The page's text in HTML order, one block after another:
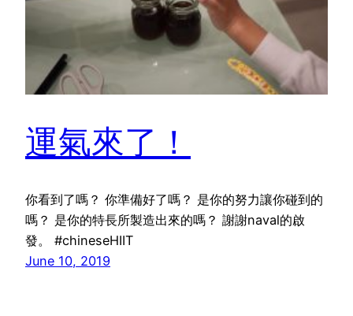
運氣來了！
你看到了嗎？ 你準備好了嗎？ 是你的努力讓你碰到的
嗎？ 是你的特長所製造出來的嗎？ 謝謝naval的啟
發。 #chineseHIIT
June 10, 2019